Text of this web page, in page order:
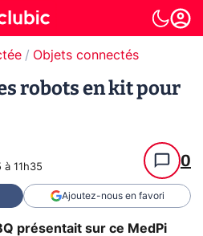
Objets connectés
robots en kit pour
à 11h35 0
Ajoutez-nous en favori
présentait sur ce MedPi